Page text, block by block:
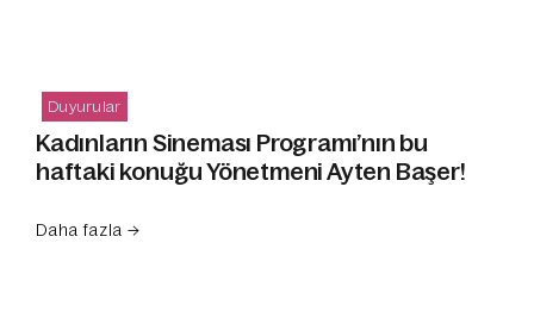
Duyurular
Kadınların Sineması Programı’nın bu
haftaki konuğu Yönetmeni Ayten Başer!
Daha fazla →